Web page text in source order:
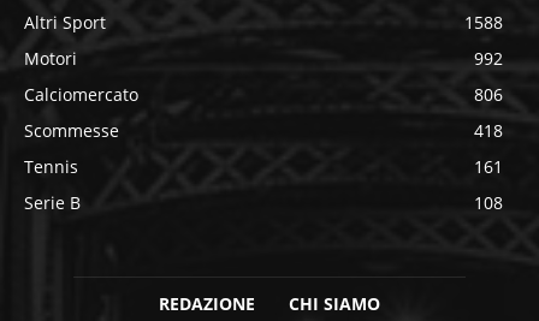
Altri Sport
1588
Motori
992
Calciomercato
806
Scommesse
418
Tennis
161
Serie B
108
REDAZIONE CHI SIAMO